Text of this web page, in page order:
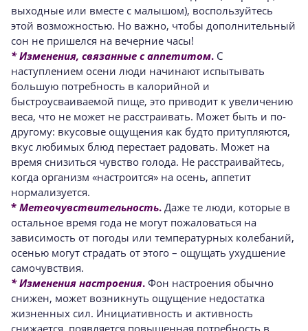
выходные или вместе с малышом), воспользуйтесь
этой возможностью. Но важно, чтобы дополнительный
сон не пришелся на вечерние часы!
* Изменения, связанные с аппетитом. С
наступлением осени люди начинают испытывать
большую потребность в калорийной и
быстроусваиваемой пище, это приводит к увеличению
веса, что не может не расстраивать. Может быть и по-
другому: вкусовые ощущения как будто притупляются,
вкус любимых блюд перестает радовать. Может на
время снизиться чувство голода. Не расстраивайтесь,
когда организм «настроится» на осень, аппетит
нормализуется.
* Метеочувствительность. Даже те люди, которые в
остальное время года не могут пожаловаться на
зависимость от погоды или температурных колебаний,
осенью могут страдать от этого – ощущать ухудшение
самочувствия.
* Изменения настроения. Фон настроения обычно
снижен, может возникнуть ощущение недостатка
жизненных сил. Инициативность и активность
снижается, появляется повышенная потребность в